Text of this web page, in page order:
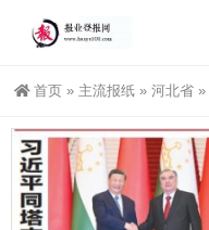
首页 » 主流报纸 » 河北省 »